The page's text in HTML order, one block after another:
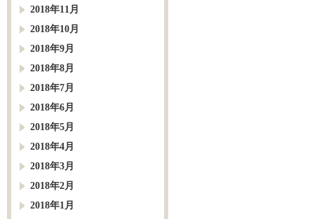
2018年11月
2018年10月
2018年9月
2018年8月
2018年7月
2018年6月
2018年5月
2018年4月
2018年3月
2018年2月
2018年1月